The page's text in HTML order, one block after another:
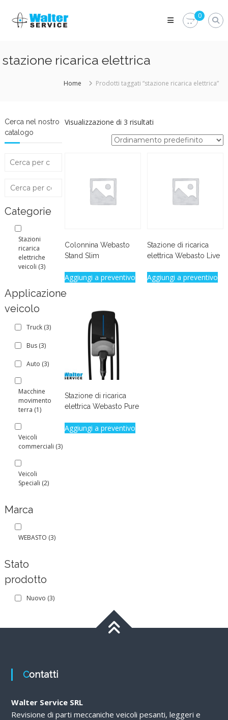
content
Walter
Service
parti
Walter
Service
Srl
0
stazione ricarica elettrica
Home Prodotti taggati “stazione ricarica elettrica”
Visualizzazione di 3 risultati
Colonnina Webasto
Stand Slim
Aggiungi a preventivo
Stazione di ricarica
elettrica Webasto Live
Aggiungi a preventivo
Stazione di ricarica
elettrica Webasto Pure
Aggiungi a preventivo
Cerca nel nostro
catalogo
Categorie
Stazioni
ricarica
elettriche
veicoli (3)
Applicazione
veicolo
Truck (3)
Bus (3)
Auto (3)
Macchine
movimento
terra (1)
Veicoli
commerciali (3)
Veicoli
Speciali (2)
Marca
WEBASTO (3)
Stato
prodotto
Nuovo (3)
Contatti
Walter Service SRL
Revisione di parti meccaniche veicoli pesanti, leggeri e